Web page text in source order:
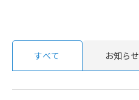
すべて お知らせ